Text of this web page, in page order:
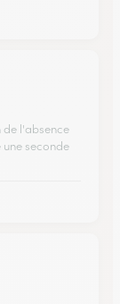
de l'absence
seconde